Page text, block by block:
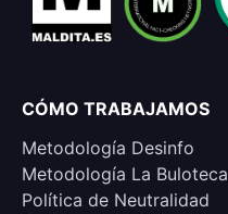
CÓMO TRABAJAMOS
Metodología Desinfo
Metodología La Buloteca
Política de Neutralidad